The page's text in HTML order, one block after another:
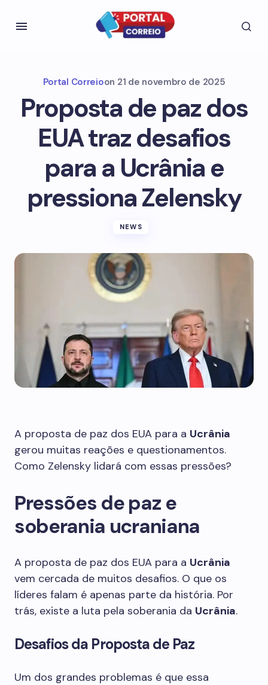
Portal Correioon 21 de novembro de 2025
Proposta de paz dos
EUA traz desafios
para a Ucrânia e
pressiona Zelensky
NEWS
A proposta de paz dos EUA para a Ucrânia
gerou muitas reações e questionamentos.
Como Zelensky lidará com essas pressões?
Pressões de paz e
soberania ucraniana
A proposta de paz dos EUA para a Ucrânia
vem cercada de muitos desafios. O que os
líderes falam é apenas parte da história. Por
trás, existe a luta pela soberania da Ucrânia.
Desafios da Proposta de Paz
Um dos grandes problemas é que essa